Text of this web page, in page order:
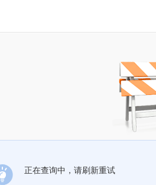
正在查询中，请刷新重试